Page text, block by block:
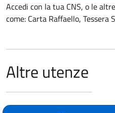
Accedi con la tua CNS, o le
come: Carta Raffaello, Tessera
Altre utenze